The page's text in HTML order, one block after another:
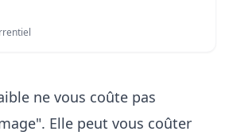
ne vous coûte pas
Elle peut vous coûter